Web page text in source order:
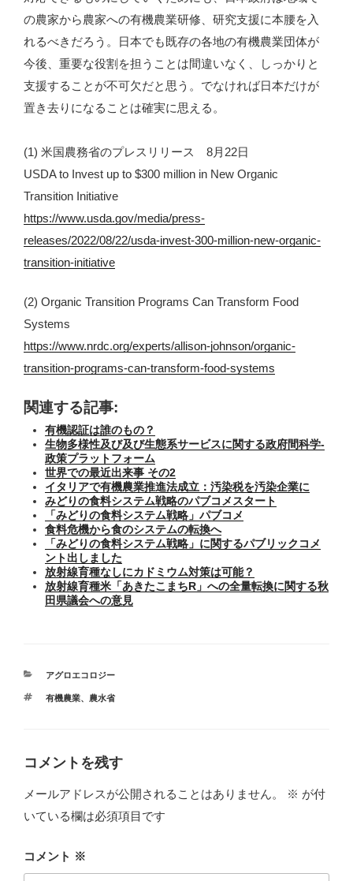
の農家から農家への有機農業研修、研究支援に本腰を入
れるべきだろう。日本でも既存の各地の有機農業団体が
今後、重要な役割を担うことは間違いなく、しっかりと
支援することが不可欠だと思う。でなければ日本だけが
置き去りになることは確実に思える。
(1) 米国農務省のプレスリリース 8月22日
USDA to Invest up to $300 million in New Organic
Transition Initiative
https://www.usda.gov/media/press-
releases/2022/08/22/usda-invest-300-million-new-organic-
transition-initiative
(2) Organic Transition Programs Can Transform Food
Systems
https://www.nrdc.org/experts/allison-johnson/organic-
transition-programs-can-transform-food-systems
関連する記事:
有機認証は誰のもの？
生物多様性及び及び生態系サービスに関する政府間科学-
政策プラットフォーム
世界での最近出来事 その2
イタリアで有機農業推進法成立：汚染税を汚染企業に
みどりの食料システム戦略のパブコメスタート
「みどりの食料システム戦略」パブコメ
食料危機から食のシステムの転換へ
「みどりの食料システム戦略」に関するパブリックコメ
ント出しました
放射線育種なしにカドミウム対策は可能？
放射線育種米「あきたこまちR」への全量転換に関する秋
田県議会への意見
カ
ゴ
アグロエコロジー
タ
有機農業、 農水省
コメントを残す
メールアドレスが公開されることはありません。 ※ が付
いている欄は必須項目です
コメント ※